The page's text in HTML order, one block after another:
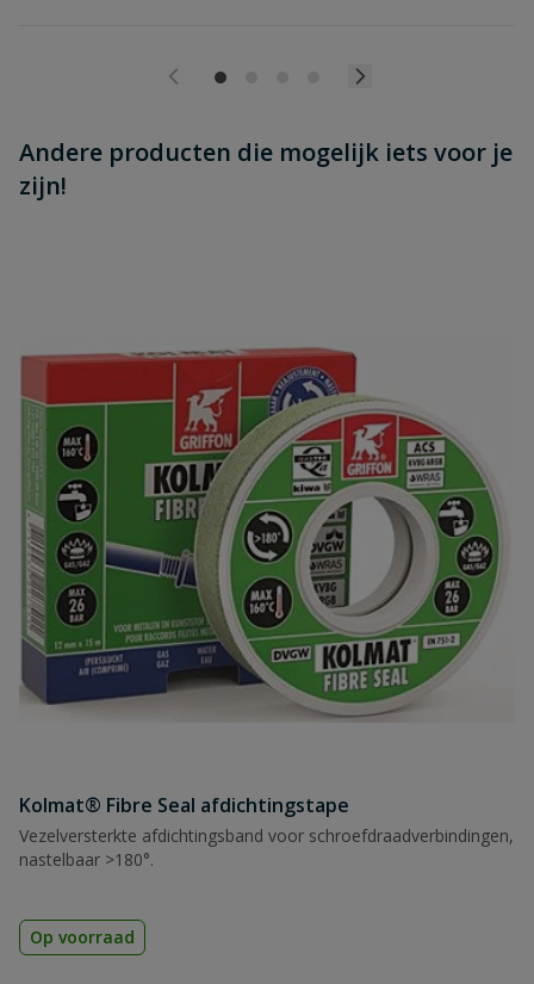
Andere producten die mogelijk iets voor je
zijn!
Kolmat® Fibre Seal afdichtingstape
Vezelversterkte afdichtingsband voor schroefdraadverbindingen,
nastelbaar >180°.
Op voorraad